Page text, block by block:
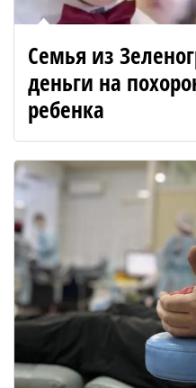
Семья из
деньги на
ребенка